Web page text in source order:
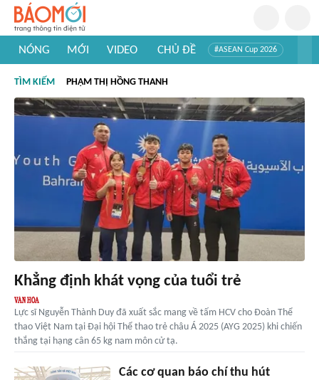
NÓNG MỚI VIDEO CHỦ ĐỀ #ASEAN Cup 2026
#Khám phá thế giới
TÌM KIẾM PHẠM THỊ HỒNG THANH
Khẳng định khát vọng của tuổi trẻ
Lực sĩ Nguyễn Thành Duy đã xuất sắc mang về tấm HCV cho Đoàn Thể
thao Việt Nam tại Đại hội Thể thao trẻ châu Á 2025 (AYG 2025) khi chiến
thắng tại hạng cân 65 kg nam môn cử tạ.
Các cơ quan báo chí thu hút